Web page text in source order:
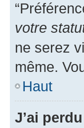
votre
ne serez
même.
Haut
J’ai